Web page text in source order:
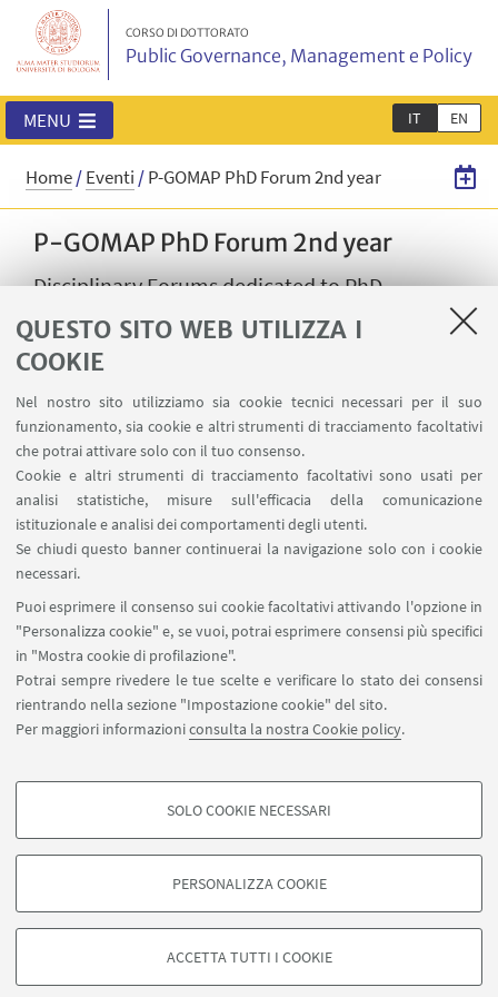
QUESTO SITO WEB UTILIZZA I
COOKIE
Nel nostro sito utilizziamo sia cookie tecnici necessari per il suo
funzionamento, sia cookie e altri strumenti di tracciamento facoltativi
che potrai attivare solo con il tuo consenso.
Cookie e altri strumenti di tracciamento facoltativi sono usati per
analisi statistiche, misure sull'efficacia della comunicazione
istituzionale e analisi dei comportamenti degli utenti.
Se chiudi questo banner continuerai la navigazione solo con i cookie
necessari.
Puoi esprimere il consenso sui cookie facoltativi attivando l'opzione in
"Personalizza cookie" e, se vuoi, potrai esprimere consensi più specifici
in "Mostra cookie di profilazione".
Potrai sempre rivedere le tue scelte e verificare lo stato dei consensi
rientrando nella sezione "Impostazione cookie" del sito.
Per maggiori informazioniconsulta la nostra Cookie policy.
COOKIE DI PROFILAZIONE - FACOLTATIVI
degli utenti, creare profili in base al loro comportamento sul sito, per analisi
di marketing.
Google/Youtube Video
SOLO COOKIE NECESSARI
PERSONALIZZA COOKIE
ACCETTA TUTTI I COOKIE
CORSO DI DOTTORATO
Public Governance, Management e Policy
IT EN
MENU
Home/Eventi /P-GOMAP PhD Forum 2nd year
P-GOMAP PhD Forum 2nd year
Disciplinary Forums dedicated to PhD
Students in second year.
dalle 9:00 alle 12:00
LUOGO:Evento in presenza e online
TIPO: PhD P-GOMAP
IN EVIDENZA
Locandina dell'evento[ .pdf 406Kb ]
Contatti
Regolamento corsi di dottorato
©Copyright 2026 - ALMA MATER STUDIORUM - Università di
Privacy- Note legali-Impostazioni Cookie